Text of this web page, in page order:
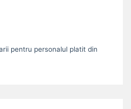
pentru personalul platit din